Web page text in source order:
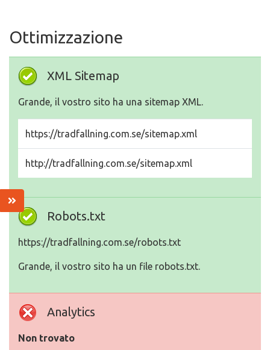
Ottimizzazione
XML Sitemap
Grande, il vostro sito ha una sitemap XML.
https://tradfallning.com.se/sitemap.xml
http://tradfallning.com.se/sitemap.xml
Robots.txt
https://tradfallning.com.se/robots.txt
Grande, il vostro sito ha un file robots.txt.
Analytics
Non trovato